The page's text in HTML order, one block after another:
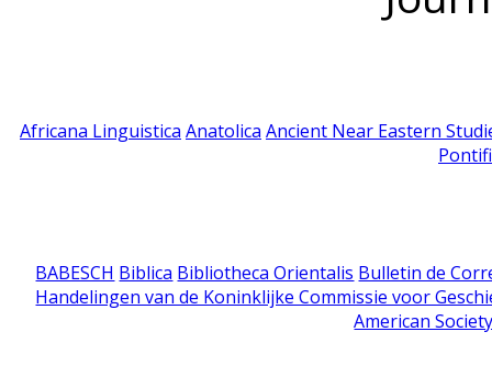
Africana Linguistica Anatolica Ancient Near Eastern
BABESCH Biblica Bibliotheca Orientalis Bulletin de
Handelingen van de Koninklijke Commissie voor
American